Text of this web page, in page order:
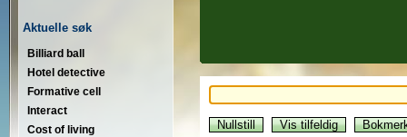
Aktuelle søk
Billiard ball
Hotel detective
Formative cell
Interact
Cost of living